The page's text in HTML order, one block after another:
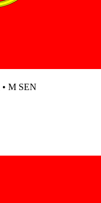
• M SEN